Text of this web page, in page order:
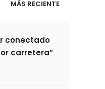
MÁS RECIENTE
conectado
carretera”